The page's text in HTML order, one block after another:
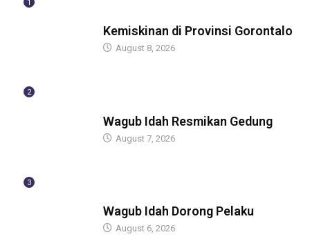
1
Kemiskinan di Provinsi Gorontalo
August 8, 2026
2
Wagub Idah Resmikan Gedung
August 7, 2026
3
Wagub Idah Dorong Pelaku
August 6, 2026